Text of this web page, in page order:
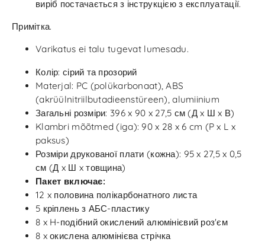
виріб постачається з інструкцією з експлуатації.
Примітка.
Varikatus ei talu tugevat lumesadu.
Колір: сірий та прозорий
Materjal: PC (polükarbonaat), ABS
(akrüülnitriilbutadieenstüreen), alumiinium
Загальні розміри: 396 x 90 x 27,5 см (Д x Ш x В)
Klambri mõõtmed (iga): 90 x 28 x 6 cm (P x L x
paksus)
Розміри друкованої плати (кожна): 95 x 27,5 x 0,5
см (Д x Ш x товщина)
Пакет включає:
12 x половина полікарбонатного листа
5 кріплень з АБС-пластику
8 x H-подібний окислений алюмінієвий роз'єм
8 x окислена алюмінієва стрічка